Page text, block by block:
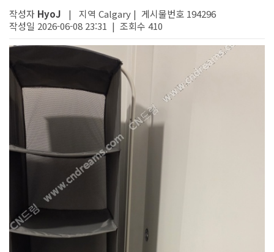
작성자 HyoJ | 지역 Calgary | 게시물번호 194296
작성일 2026-06-08 23:31 | 조회수 410